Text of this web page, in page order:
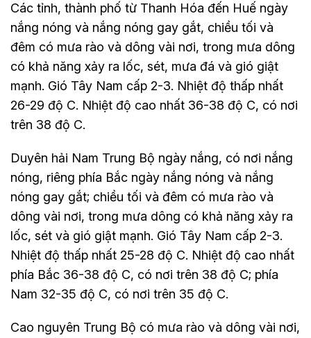
Các tỉnh, thành phố từ Thanh Hóa đến Huế ngày
nắng nóng và nắng nóng gay gắt, chiều tối và
đêm có mưa rào và dông vài nơi, trong mưa dông
có khả năng xảy ra lốc, sét, mưa đá và gió giật
mạnh. Gió Tây Nam cấp 2-3. Nhiệt độ thấp nhất
26-29 độ C. Nhiệt độ cao nhất 36-38 độ C, có nơi
trên 38 độ C.
Duyên hải Nam Trung Bộ ngày nắng, có nơi nắng
nóng, riêng phía Bắc ngày nắng nóng và nắng
nóng gay gắt; chiều tối và đêm có mưa rào và
dông vài nơi, trong mưa dông có khả năng xảy ra
lốc, sét và gió giật mạnh. Gió Tây Nam cấp 2-3.
Nhiệt độ thấp nhất 25-28 độ C. Nhiệt độ cao nhất
phía Bắc 36-38 độ C, có nơi trên 38 độ C; phía
Nam 32-35 độ C, có nơi trên 35 độ C.
Cao nguyên Trung Bộ có mưa rào và dông vài nơi,